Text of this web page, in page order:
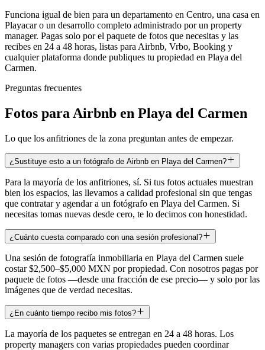
Funciona igual de bien para un departamento en Centro, una casa en
Playacar o un desarrollo completo administrado por un property
manager. Pagas solo por el paquete de fotos que necesitas y las
recibes en 24 a 48 horas, listas para Airbnb, Vrbo, Booking y
cualquier plataforma donde publiques tu propiedad en Playa del
Carmen.
Preguntas frecuentes
Fotos para Airbnb en Playa del Carmen
Lo que los anfitriones de la zona preguntan antes de empezar.
¿Sustituye esto a un fotógrafo de Airbnb en Playa del Carmen?
Para la mayoría de los anfitriones, sí. Si tus fotos actuales muestran
bien los espacios, las llevamos a calidad profesional sin que tengas
que contratar y agendar a un fotógrafo en Playa del Carmen. Si
necesitas tomas nuevas desde cero, te lo decimos con honestidad.
¿Cuánto cuesta comparado con una sesión profesional?
Una sesión de fotografía inmobiliaria en Playa del Carmen suele
costar $2,500–$5,000 MXN por propiedad. Con nosotros pagas por
paquete de fotos —desde una fracción de ese precio— y solo por las
imágenes que de verdad necesitas.
¿En cuánto tiempo recibo mis fotos?
La mayoría de los paquetes se entregan en 24 a 48 horas. Los
property managers con varias propiedades pueden coordinar